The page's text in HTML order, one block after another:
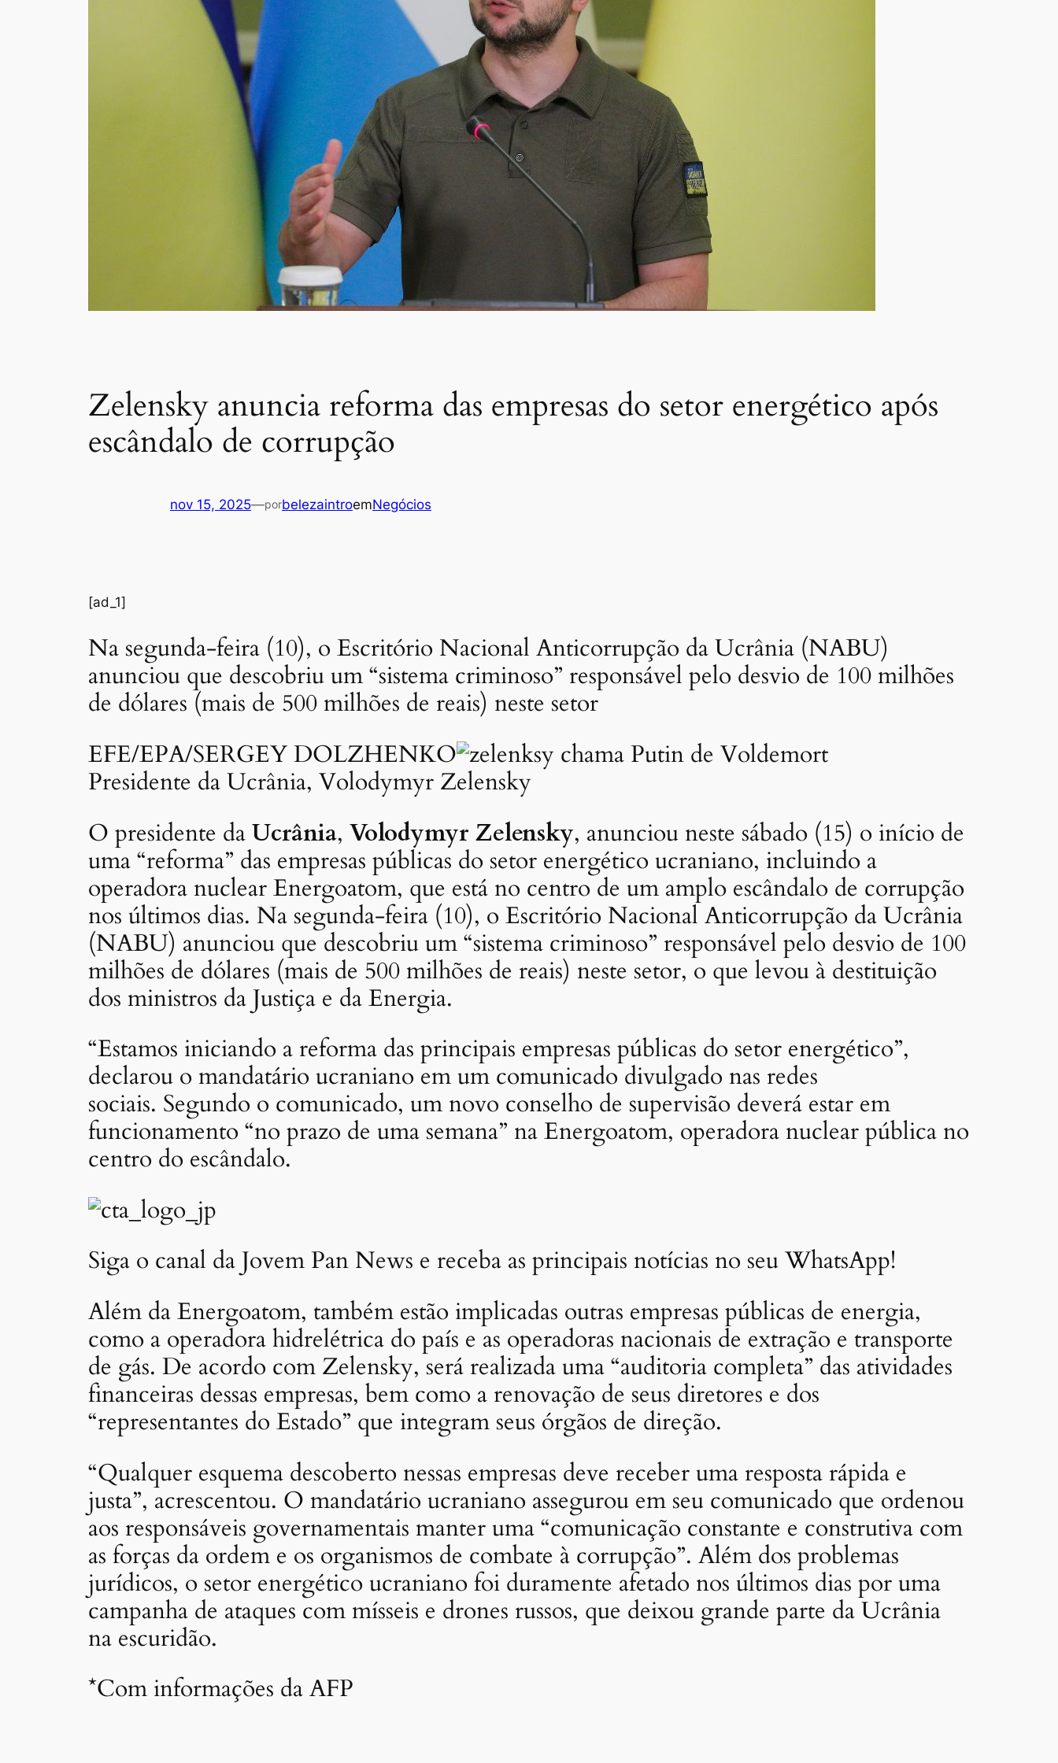
Zelensky anuncia reforma das empresas do setor energético após
escândalo de corrupção
nov 15, 2025—porbelezaintroemNegócios
[ad_1]
Na segunda-feira (10), o Escritório Nacional Anticorrupção da Ucrânia (NABU)
anunciou que descobriu um “sistema criminoso” responsável pelo desvio de 100 milhões
de dólares (mais de 500 milhões de reais) neste setor
EFE/EPA/SERGEY DOLZHENKO
Presidente da Ucrânia, Volodymyr Zelensky
O presidente da Ucrânia, Volodymyr Zelensky, anunciou neste sábado (15) o início de
uma “reforma” das empresas públicas do setor energético ucraniano, incluindo a
operadora nuclear Energoatom, que está no centro de um amplo escândalo de corrupção
nos últimos dias. Na segunda-feira (10), o Escritório Nacional Anticorrupção da Ucrânia
(NABU) anunciou que descobriu um “sistema criminoso” responsável pelo desvio de 100
milhões de dólares (mais de 500 milhões de reais) neste setor, o que levou à destituição
dos ministros da Justiça e da Energia.
“Estamos iniciando a reforma das principais empresas públicas do setor energético”,
declarou o mandatário ucraniano em um comunicado divulgado nas redes
sociais. Segundo o comunicado, um novo conselho de supervisão deverá estar em
funcionamento “no prazo de uma semana” na Energoatom, operadora nuclear pública no
centro do escândalo.
Siga o canal da Jovem Pan News e receba as principais notícias no seu WhatsApp!
Além da Energoatom, também estão implicadas outras empresas públicas de energia,
como a operadora hidrelétrica do país e as operadoras nacionais de extração e transporte
de gás. De acordo com Zelensky, será realizada uma “auditoria completa” das atividades
financeiras dessas empresas, bem como a renovação de seus diretores e dos
“representantes do Estado” que integram seus órgãos de direção.
“Qualquer esquema descoberto nessas empresas deve receber uma resposta rápida e
justa”, acrescentou. O mandatário ucraniano assegurou em seu comunicado que ordenou
aos responsáveis governamentais manter uma “comunicação constante e construtiva com
as forças da ordem e os organismos de combate à corrupção”. Além dos problemas
jurídicos, o setor energético ucraniano foi duramente afetado nos últimos dias por uma
campanha de ataques com mísseis e drones russos, que deixou grande parte da Ucrânia
na escuridão.
*Com informações da AFP